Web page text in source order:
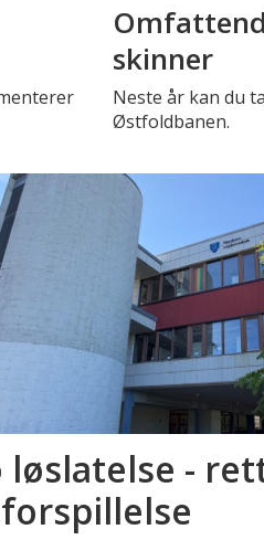
skinner
Neste år kan du
Østfoldbanen.
løslatelse -